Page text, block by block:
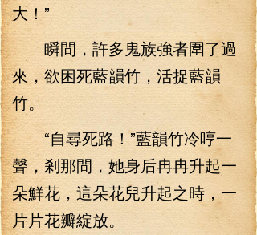
大！”
瞬間，許多鬼族強者圍了過
來，欲困死藍韻竹，活捉藍韻
竹。
“自尋死路！”藍韻竹冷哼一
聲，剎那間，她身后冉冉升起一
朵鮮花，這朵花兒升起之時，一
片片花瓣綻放。